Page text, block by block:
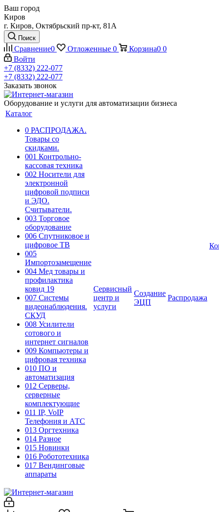
Ваш город
Киров
г. Киров, Октябрьский пр-кт, 81А
Поиск
Сравнение0 Отложенные 0 Корзина0 0
Войти
+7 (8332) 222-077
+7 (8332) 222-077
Заказать звонок
Оборудование и услуги для автоматизации бизнеса
Каталог
0 РАСПРОДАЖА.
Товары со
скидками.
001 Контрольно-
кассовая техника
002 Носители для
электронной
цифровой подписи
и ЭДО.
Считыватели.
003 Торговое
оборудование
006 Спутниковое и
цифровое ТВ
005
Импортозамещение
004 Мед товары и
профилактика
ковид 19
007 Системы
видеонаблюдения.
СКУД
008 Усилители
сотового и
интернет сигналов
009 Компьютеры и
цифровая техника
010 ПО и
автоматизация
012 Серверы,
серверные
комплектующие
011 IP, VoIP
Телефония и АТС
013 Оргтехника
014 Разное
015 Новинки
016 Робототехника
017 Вендинговые
аппараты
Сервисный
центр и
услуги
Создание
ЭЦП
Распродажа